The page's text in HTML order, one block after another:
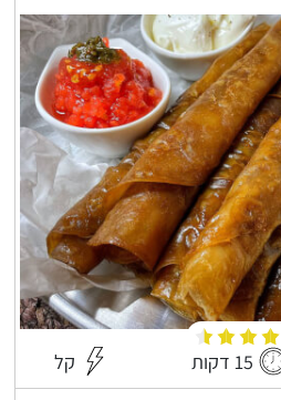
15 דקות קל